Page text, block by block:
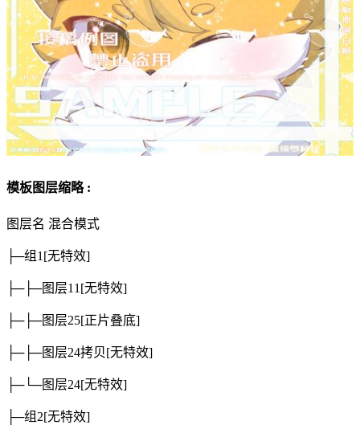
模板图层缩略 :
图层名 混合模式
├─组1 [无特效]
├─├─图层11 [无特效]
├─├─图层25[正片叠底]
├─├─图层24拷贝[无特效]
├─└─图层24[无特效]
├─组2[无特效]